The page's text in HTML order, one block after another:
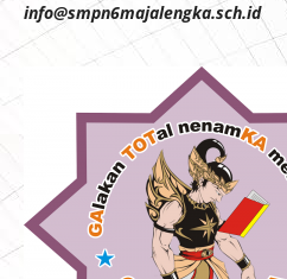
info@smpn6majalengka.sch.id